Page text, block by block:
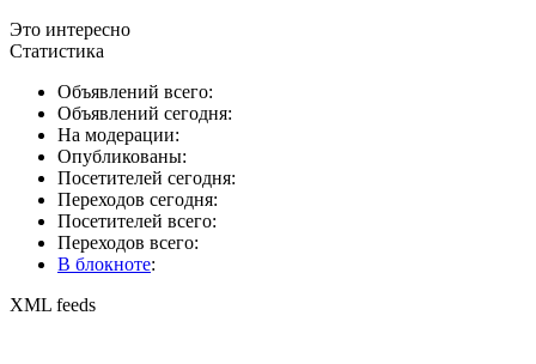
Это интересно
Статистика
Объявлений всего:
Объявлений сегодня:
На модерации:
Опубликованы:
Посетителей сегодня:
Переходов сегодня:
Посетителей всего:
Переходов всего:
В блокноте:
XML feeds